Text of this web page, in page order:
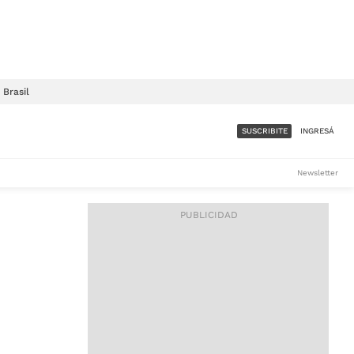
Brasil
ACCESO FULL - $1.800/MES
SUSCRIBITE INGRESÁ
Newsletter